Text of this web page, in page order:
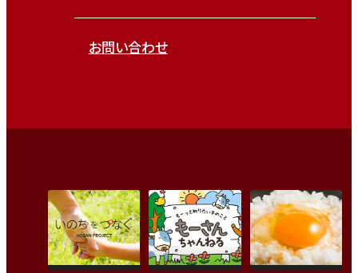
お問い合わせ